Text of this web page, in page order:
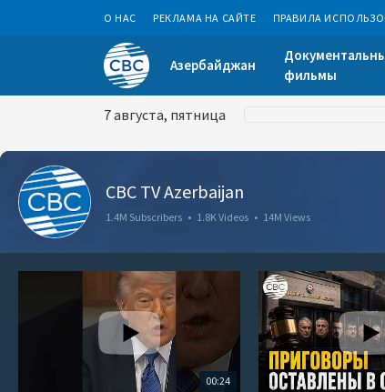
О НАС РЕКЛАМА НА САЙТЕ ПРАВИЛА
Азербайджан
фильмы
7 августа, пятница
CBC TV Azerbaijan
1.4M Subscribers • 1.8K Videos • 14M Views
00:24